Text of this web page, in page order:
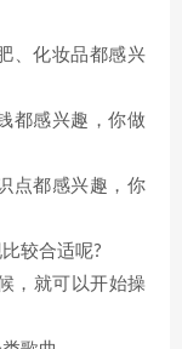
、化妆品都感兴
都感兴趣，你做
点都感兴趣，你
较合适呢?
，就可以开始操